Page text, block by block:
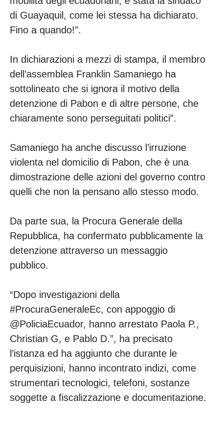
di Guayaquil, come lei stessa ha dichiarato.
Fino a quando!”.
In dichiarazioni a mezzi di stampa, il membro
dell’assemblea Franklin Samaniego ha
sottolineato che si ignora il motivo della
detenzione di Pabon e di altre persone, che
chiaramente sono perseguitati politici”.
Samaniego ha anche discusso l’irruzione
violenta nel domicilio di Pabon, che è una
dimostrazione delle azioni del governo contro
quelli che non la pensano allo stesso modo.
Da parte sua, la Procura Generale della
Repubblica, ha confermato pubblicamente la
detenzione attraverso un messaggio
pubblico.
“Dopo investigazioni della
#ProcuraGeneraleEc, con appoggio di
@PoliciaEcuador, hanno arrestato Paola P.,
Christian G, e Pablo D.”, ha precisato
l’istanza ed ha aggiunto che durante le
perquisizioni, hanno incontrato indizi, come
strumentari tecnologici, telefoni, sostanze
soggette a fiscalizzazione e documentazione.